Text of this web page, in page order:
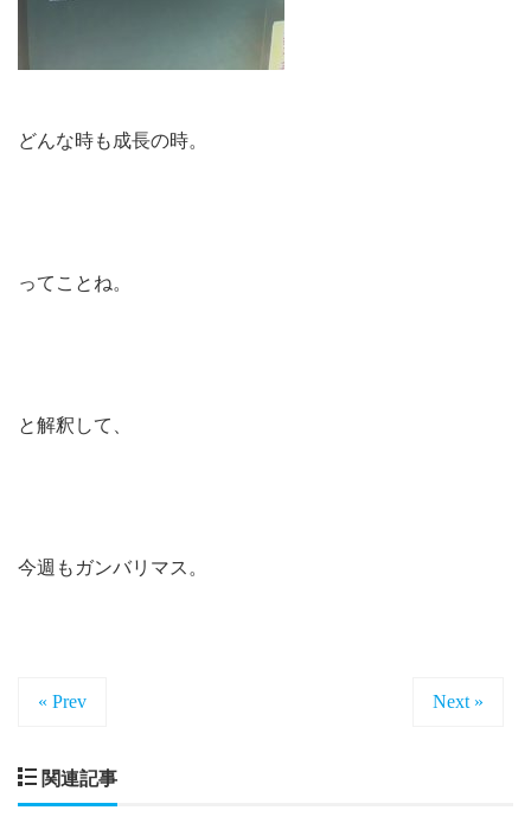
どんな時も成長の時。
ってことね。
と解釈して、
今週もガンバリマス。
« Prev Next »
関連記事